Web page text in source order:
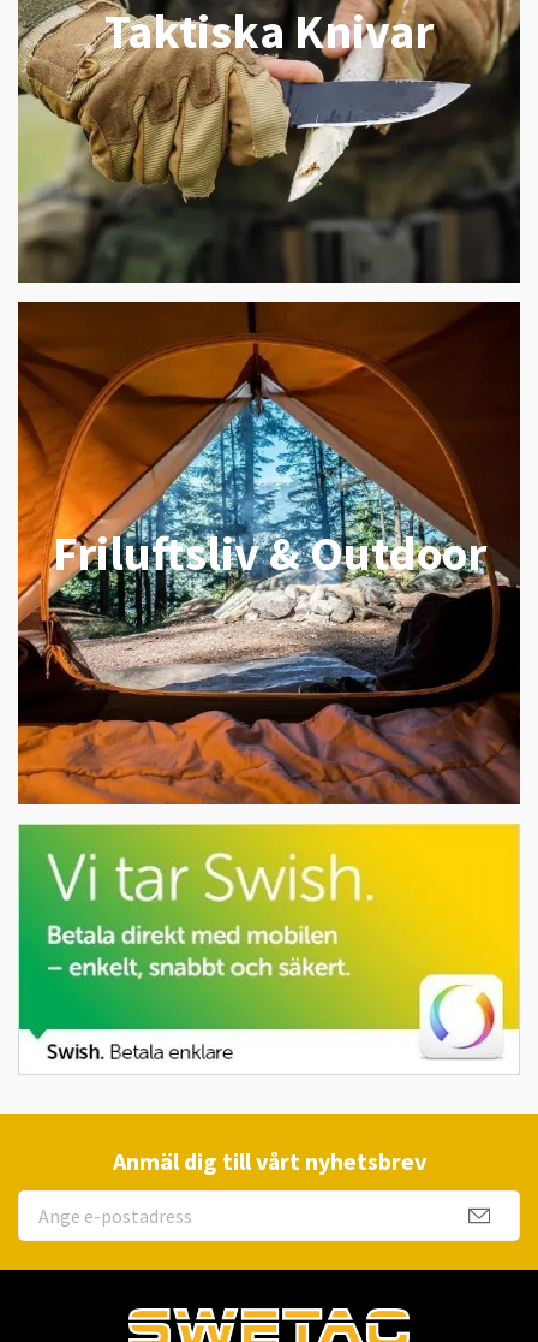
Taktiska Knivar
Friluftsliv & Outdoor
Anmäl dig till vårt nyhetsbrev